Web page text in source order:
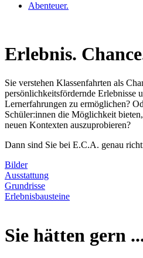
Abenteuer.
Erlebnis.
Sie verstehen Klassenfahrten als
persönlichkeitsfördernde Erlebnisse
Lernerfahrungen zu ermöglichen?
Schüler:innen die Möglichkeit
neuen Kontexten auszuprobieren?
Dann sind Sie bei E.C.A. genau
Bilder
Ausstattung
Grundrisse
Erlebnisbausteine
Sie hätten gern